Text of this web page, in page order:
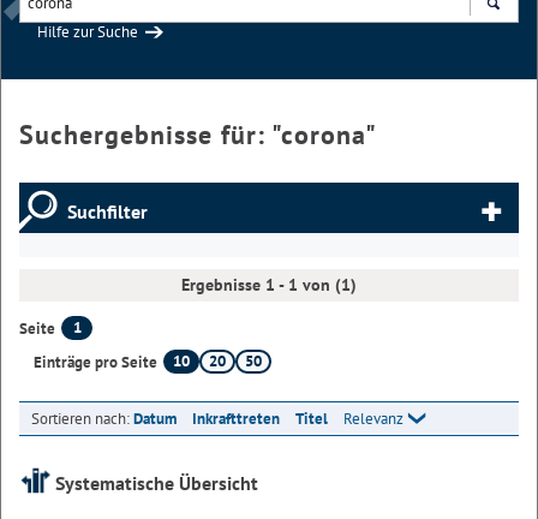
Hilfe zur Suche
Suchergebnisse für: "corona"
Suchfilter
Ergebnisse 1 - 1 von (1)
Seite
1
Einträge pro Seite
10 20 50
Sortieren nach:Datum Inkrafttreten Titel Relevanz
Systematische Übersicht